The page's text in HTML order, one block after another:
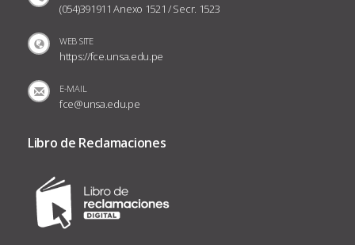
(054)391911 Anexo 1521 / Secr. 1523
WEB SITE
https://fce.unsa.edu.pe
E-MAIL
fce@unsa.edu.pe
Libro de Reclamaciones